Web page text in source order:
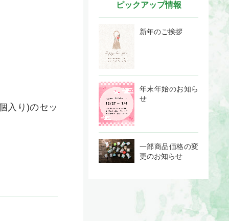
入り)のセッ
ピックアップ情報
新年のご挨拶
年末年始のお知ら
せ
一部商品価格の変
更のお知らせ